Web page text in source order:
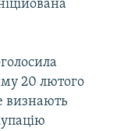
20 лютого
визнають